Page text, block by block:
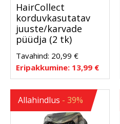
HairCollect
korduvkasutatav
juuste/karvade
püüdja ​​(2 tk)
Tavahind: 20,99 €
Eripakkumine: 13,99 €
Allahindlus - 39%